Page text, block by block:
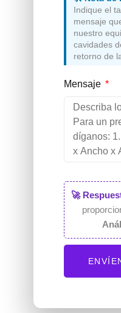
Indique el
mensaje
nuestro
cavidades
retorno de
Mensaje
🚀